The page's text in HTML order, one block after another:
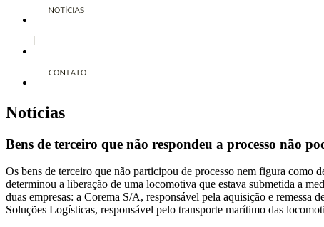
Notícias
Bens de terceiro que não respondeu a processo não
Os bens de terceiro que não participou de processo nem figura como
determinou a liberação de uma locomotiva que estava submetida a
duas empresas: a Corema S/A, responsável pela aquisição e
Soluções Logísticas, responsável pelo transporte marítimo das